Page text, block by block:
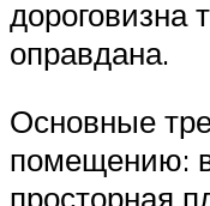
дороговизна
оправдана.
Основные
помещению:
просторная